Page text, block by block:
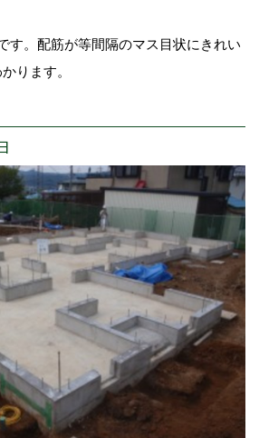
す。配筋が等間隔のマス目状にきれい
ります。